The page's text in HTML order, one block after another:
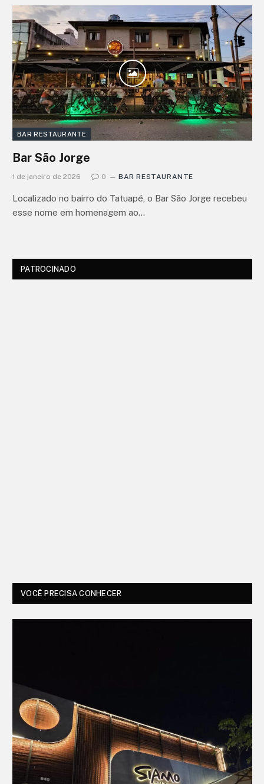
BAR RESTAURANTE
Bar São Jorge
1 de janeiro de 2026 0 BAR RESTAURANTE
Localizado no bairro do Tatuapé, o Bar São Jorge recebeu
esse nome em homenagem ao…
PATROCINADO
VOCÊ PRECISA CONHECER